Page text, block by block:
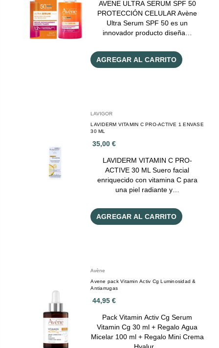
AVENE ULTRA SERUM SPF 50
PROTECCIÓN CELULAR Avène
Ultra Serum SPF 50 es un
innovador producto diseña…
AGREGAR AL CARRITO
LAVIGOR
LAVIDERM VITAMIN C PRO-ACTIVE 1 ENVASE
30 ML
35,00 €
LAVIDERM VITAMIN C PRO-
ACTIVE 30 ML Suero facial
enriquecido con vitamina C para
una piel radiante y…
AGREGAR AL CARRITO
Avène
Avene pack Vitamin Activ Cg Luminosidad &
Antiarrugas
44,95 €
Pack Vitamin Activ Cg Serum
Vitamin Cg 30 ml + Regalo Agua
Micelar 100 ml + Regalo Mini Crema